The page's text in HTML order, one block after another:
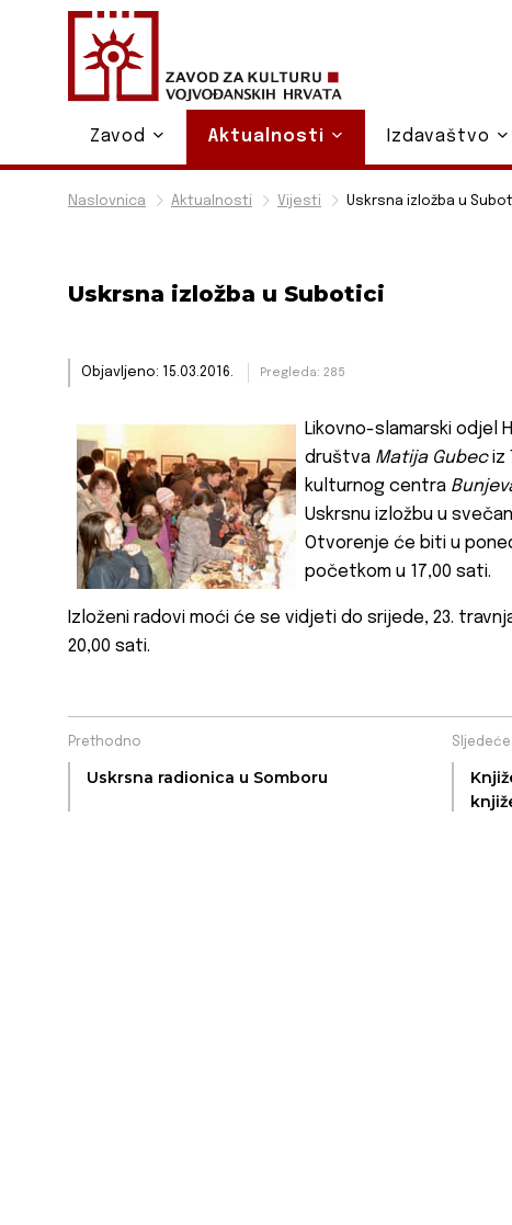
Naslovnica Aktualnosti Vijesti Uskrsna izložba u
Uskrsna izložba u Subotici
Objavljeno: 15.03.2016. Pregleda: 285
Likovno-slamarski odjel
društva Matija Gubeciz
kulturnog centra
Uskrsnu izložbu u
Otvorenje će biti u
početkom u 17,00 sati.
Izloženi radovi moći će se vidjeti do srijede, 23.
20,00 sati.
Prethodno
Uskrsna radionica u Somboru
Sljedeće
Zavod Aktualnosti Izdavaštvo